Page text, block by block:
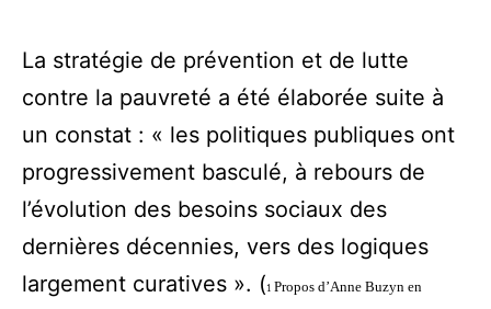
La stratégie de prévention et de lutte
contre la pauvreté a été élaborée suite à
un constat : « les politiques publiques ont
progressivement basculé, à rebours de
l’évolution des besoins sociaux des
dernières décennies, vers des logiques
largement curatives ». ( 1 Propos d’Anne Buzyn en